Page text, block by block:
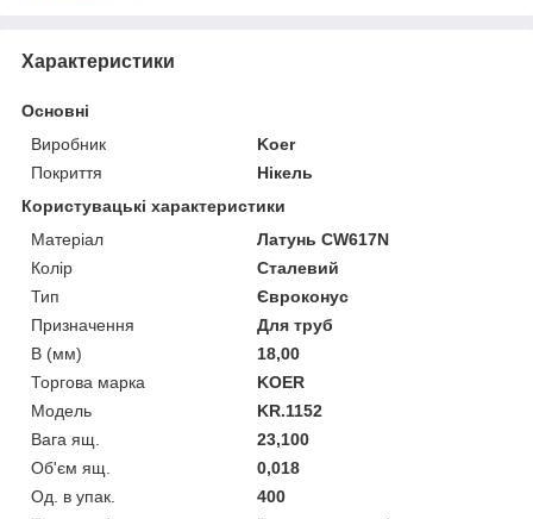
Характеристики
Основні
Виробник
Koer
Покриття
Нікель
Користувацькі характеристики
Матеріал
Латунь CW617N
Колір
Сталевий
Тип
Євроконус
Призначення
Для труб
B (мм)
18,00
Торгова марка
KOER
Мoдель
KR.1152
Вага ящ.
23,100
Об'єм ящ.
0,018
Од. в упак.
400